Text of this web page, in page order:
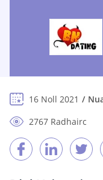
16 Noll 2021
2767 Radhairc